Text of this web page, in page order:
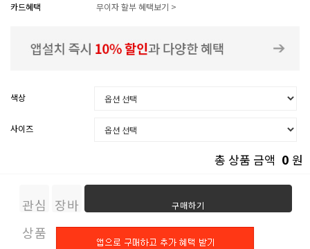
카드혜택
무이자 할부 혜택보기 >
색상
사이즈
총 상품 금액 0 원
관심
상품
장바
구니
구매하기